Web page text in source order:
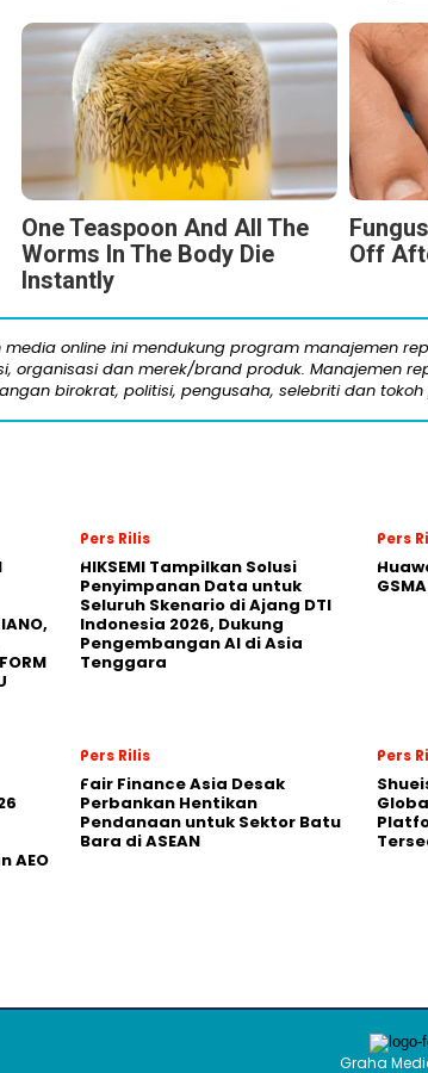
One Teaspoon And All The
Worms In The Body Die
Instantly
Off
online ini mendukung program manajemen
organisasi dan merek/brand produk. Manajemen
birokrat, politisi, pengusaha, selebriti dan tokoh
Pers Rilis
HIKSEMI Tampilkan Solusi
Penyimpanan Data untuk
Seluruh Skenario di Ajang DTI
Indonesia 2026, Dukung
Pengembangan AI di Asia
Tenggara
Pers
AEO
Pers Rilis
Fair Finance Asia Desak
Perbankan Hentikan
Pendanaan untuk Sektor Batu
Bara di ASEAN
Pers
Graha